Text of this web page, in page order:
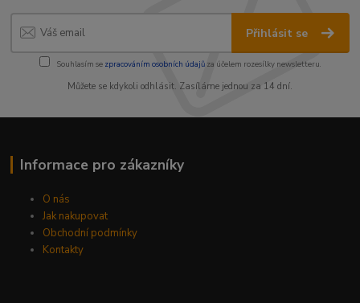
Přihlásit se
Souhlasím se zpracováním osobních údajůza účelem rozesílky newsletteru.
Můžete se kdykoli odhlásit. Zasíláme jednou za 14 dní.
Informace pro zákazníky
O nás
Jak nakupovat
Obchodní podmínky
Kontakty